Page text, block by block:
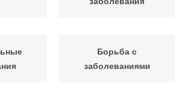
Борьба с
заболеваниями